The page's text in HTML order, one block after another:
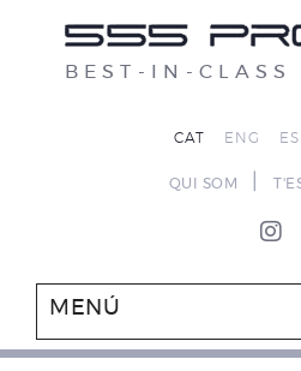
BEST-IN-CLASS
CAT ENG
QUI SOM
MENÚ